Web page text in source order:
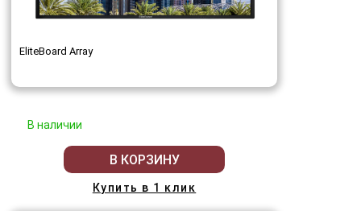
EliteBoard Array
В наличии
В КОРЗИНУ
Купить в 1 клик